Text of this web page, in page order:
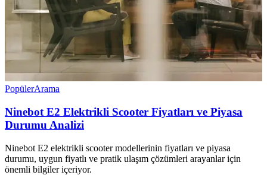
PopülerArama
Ninebot E2 Elektrikli Scooter Fiyatları ve Piyasa
Durumu Analizi
Ninebot E2 elektrikli scooter modellerinin fiyatları ve piyasa
durumu, uygun fiyatlı ve pratik ulaşım çözümleri arayanlar için
önemli bilgiler içeriyor.